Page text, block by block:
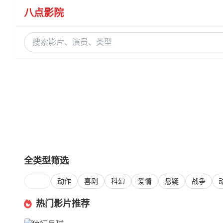
八点影院
全类型筛选
动作 喜剧 科幻 爱情 悬疑 战争
热门影片推荐